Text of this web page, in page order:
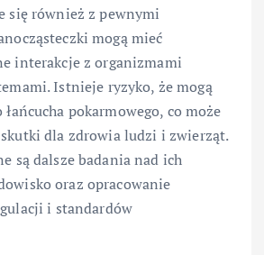
się również z pewnymi
mogą mieć
interakcje z organizmami
Istnieje ryzyko, że mogą
pokarmowego, co może
dla zdrowia ludzi i zwierząt.
są dalsze badania nad ich
oraz opracowanie
i standardów